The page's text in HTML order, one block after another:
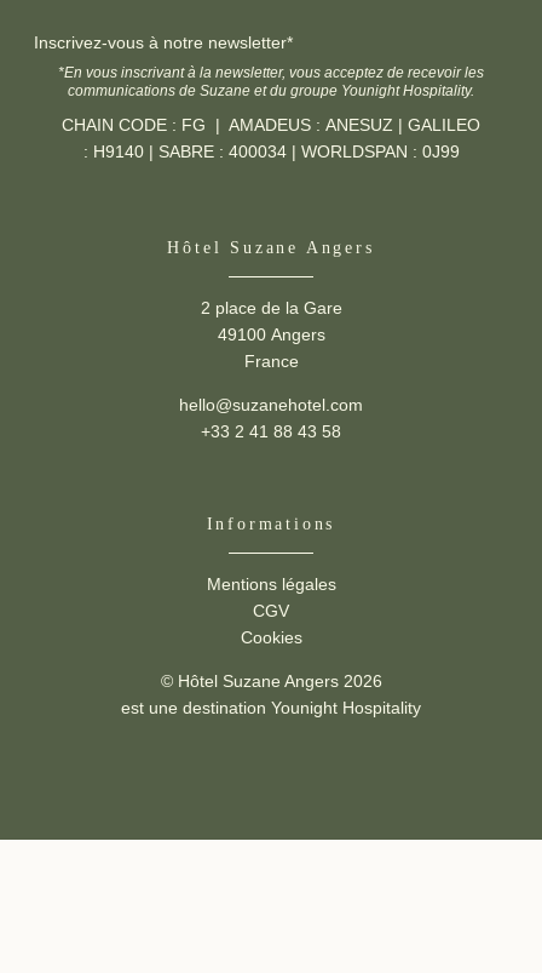
Hôtel Suzane Angers
2 place de la Gare
49100 Angers
France
hello@suzanehotel.com
+33 2 41 88 43 58
Inscrivez-vous à notre newsletter*
*En vous inscrivant à la newsletter, vous acceptez de recevoir les
communications de Suzane et du groupe Younight Hospitality.
CHAIN CODE : FG | AMADEUS : ANESUZ | GALILEO
: H9140 | SABRE : 400034 | WORLDSPAN : 0J99
Informations
Mentions légales
CGV
Cookies
© Hôtel Suzane Angers 2026
est une destination Younight Hospitality